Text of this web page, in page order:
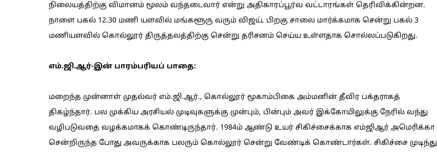
நிலையத்திற்கு விமானம் மூலம் வந்தடைவார் என்று அதிகாரப்பூர்வ வட்டாரங்கள் தெரிவிக்கின்றன.
நாளை பகல் 12.30 மணி யளவில் மங்களூரு வரும் விஜய், பிறகு சாலை மார்க்கமாக சென்று பகல் 3
மணியளவில் கொல்லூர் திருத்தலத்திற்கு சென்று தரிசனம் செய்ய உள்ளதாக சொல்லப்படுகிறது.
எம்.ஜி.ஆர்-இன் பாரம்பரியப் பாதை:
மறைந்த முன்னாள் முதல்வர் எம்.ஜி.ஆர்., கொல்லூர் மூகாம்பிகை அம்மனின் தீவிர பக்தராகத்
திகழ்ந்தார். பல முக்கிய அரசியல் முடிவுகளுக்கு முன்பும், பின்பும் அவர் இக்கோயிலுக்கு நேரில் வந்து
வழிபடுவதை வழக்கமாகக் கொண்டிருந்தார். 1984ம் ஆண்டு உயர் சிகிச்சைக்காக எம்ஜிஆர் அமெரிக்கா
சென்றிருந்த போது அவருக்காக பலரும் கொல்லூர் சென்று வேண்டிக் கொண்டார்கள். சிகிச்சை முடிந்து